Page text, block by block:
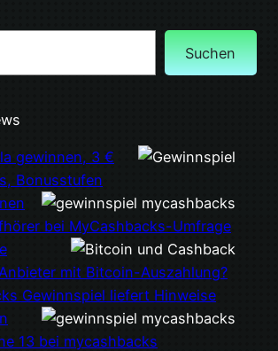
Suchen
gewinnen, 3 €
Bonusstufen
bei MyCashbacks-Umfrage
mit Bitcoin-Auszahlung?
Gewinnspiel liefert Hinweise
13 bei mycashbacks